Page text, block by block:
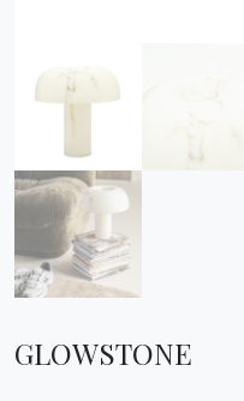
GLOWSTONE